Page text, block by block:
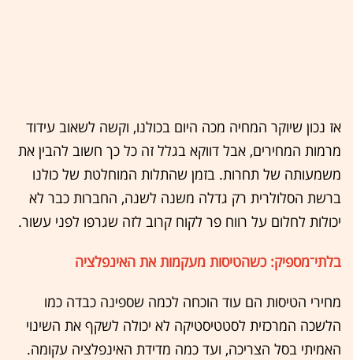
אז נכון שיוקר המחיה מכה היום בכולנו, וקשה לשאוב עידוד
מרמות המחירים, אבל דווקא בגלל זה כל כך חשוב להבין את
משמעותה של תחרות. בזמן שהתלות המוחלטת של כולנו
ברשת הסלולרית רק גדלה משנה לשנה, החברות כבר לא
יכולות לחלום על רווח פר לקוח קרוב לזה שגרפו לפני עשור.
בלתי־מספיק: כשהטיסות מעקמות את האינפלציה
מחירי הטיסות הם עוד הוכחה לכמה שספינה כבדה כמו
הלשכה המרכזית לסטטיסטיקה לא יכולה לשקף את השינוי
האמיתי בסל הצריכה, ועד כמה מדידת האינפלציה עקומה.